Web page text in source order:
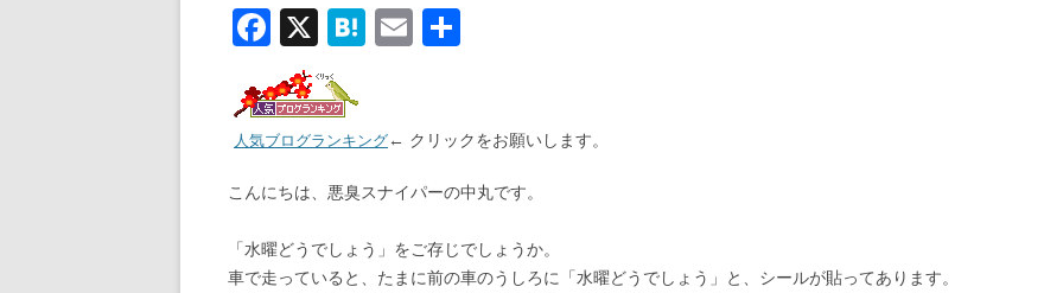
F
ac
e
b
o
o
k
X H
n
a
E
l
人気ブログランキング← クリックをお願いします。
こんにちは、悪臭スナイパーの中丸です。
「水曜どうでしょう」をご存じでしょうか。
車で走っていると、たまに前の車のうしろに「水曜どうでしょう」と、シールが貼ってあります。